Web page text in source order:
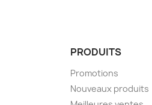
PRODUITS
Promotions
Nouveaux produits